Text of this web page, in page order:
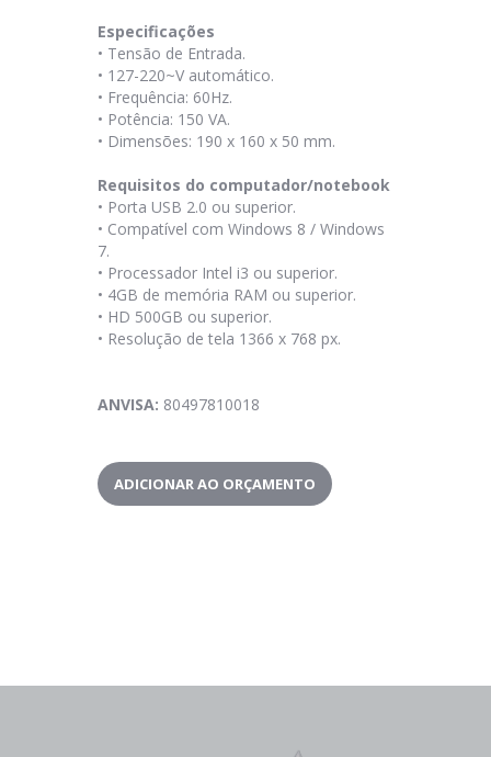
Especificações
• Tensão de Entrada.
• 127-220~V automático.
• Frequência: 60Hz.
• Potência: 150 VA.
• Dimensões: 190 x 160 x 50 mm.
Requisitos do computador/notebook
• Porta USB 2.0 ou superior.
• Compatível com Windows 8 / Windows
7.
• Processador Intel i3 ou superior.
• 4GB de memória RAM ou superior.
• HD 500GB ou superior.
• Resolução de tela 1366 x 768 px.
ANVISA: 80497810018
ADICIONAR AO ORÇAMENTO